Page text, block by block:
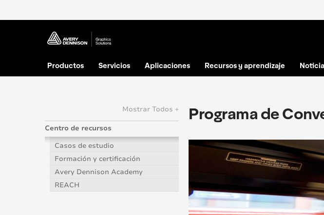
Productos Servicios Aplicaciones Recursos y aprendizaje
Programa de
Mostrar Todos +
Centro de recursos
Casos de estudio
Formación y certificación
Avery Dennison Academy
REACH